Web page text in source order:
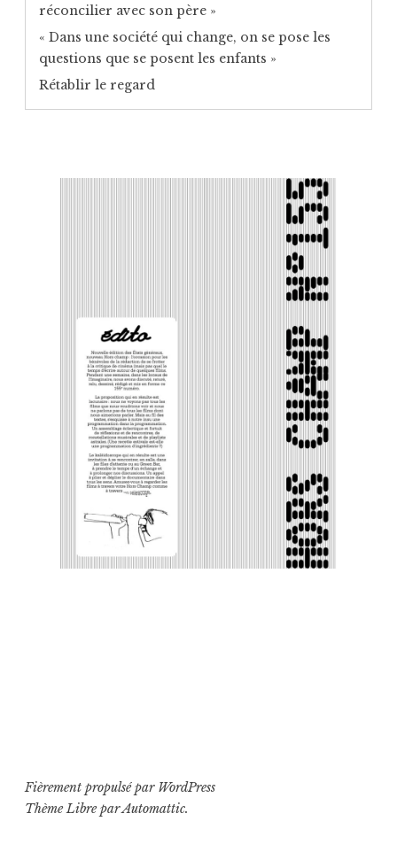
réconcilier avec son père »
« Dans une société qui change, on se pose les
questions que se posent les enfants »
Rétablir le regard
Fièrement propulsé par WordPress
Thème Libre parAutomattic.